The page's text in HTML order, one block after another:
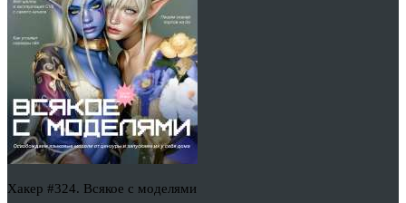
Хакер #324. Всякое с моделями